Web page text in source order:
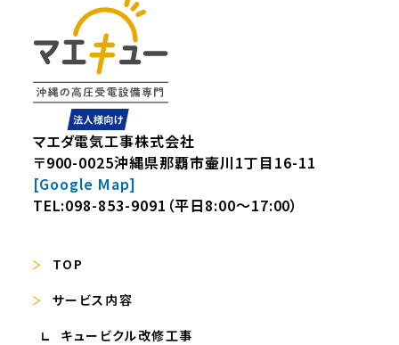
マエダ電気工事株式会社
〒900-0025沖縄県那覇市壷川1丁目16-11
[Google Map]
TEL:098-853-9091 （平日8:00～17:00）
TOP
サービス内容
キュービクル改修工事